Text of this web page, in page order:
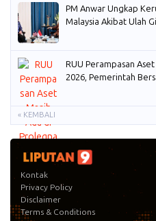
PM Anwar Ungkap
Malaysia Akibat Ulah
RUU Perampasan
2026, Pemerintah
« KEMBALI
Kontak
Privacy Policy
Disclaimer
Terms & Conditions